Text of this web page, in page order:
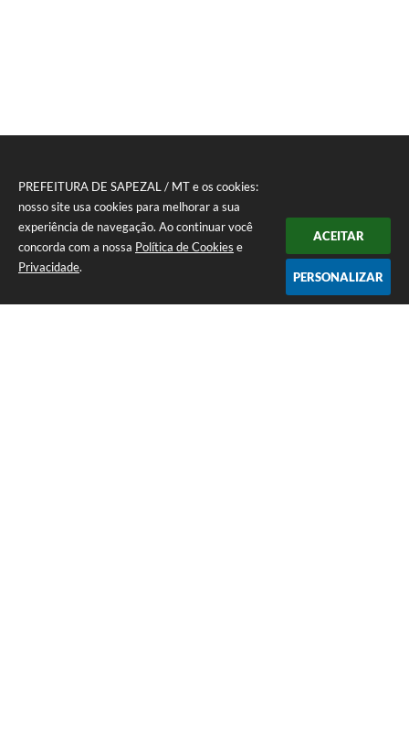
PREFEITURA DE SAPEZAL / MT e os cookies:
nosso site usa cookies para melhorar a sua
experiência de navegação. Ao continuar você
concorda com a nossa Política de Cookies e
Privacidade.
ACEITAR
PERSONALIZAR